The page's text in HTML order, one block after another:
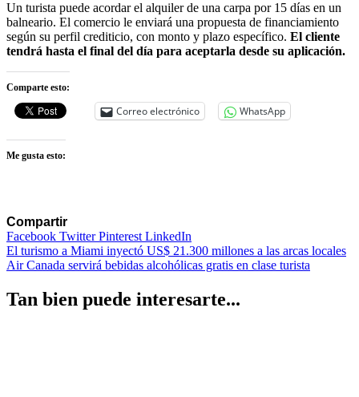
Un turista puede acordar el alquiler de una carpa por 15 días en un
balneario. El comercio le enviará una propuesta de financiamiento
según su perfil crediticio, con monto y plazo específico. El cliente
tendrá hasta el final del día para aceptarla desde su aplicación.
Comparte esto:
Correo electrónico WhatsApp
Me gusta esto:
Compartir
Facebook TwitterPinterest LinkedIn
Navegación
de
entradas
El turismo a Miami inyectó US$ 21.300 millones a las arcas locales
Air Canada servirá bebidas alcohólicas gratis en clase turista
Tan bien puede interesarte...